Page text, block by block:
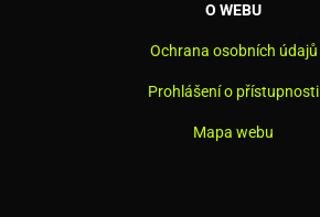
O WEBU
Ochrana osobních údajů
Prohlášení o přístupnosti
Mapa webu